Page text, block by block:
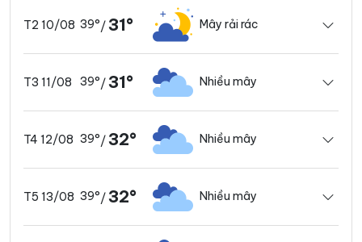
T2 10/08 39°/31° Mây rải rác
T3 11/08 39°/31° Nhiều mây
T4 12/08 39°/32° Nhiều mây
T5 13/08 39°/32° Nhiều mây